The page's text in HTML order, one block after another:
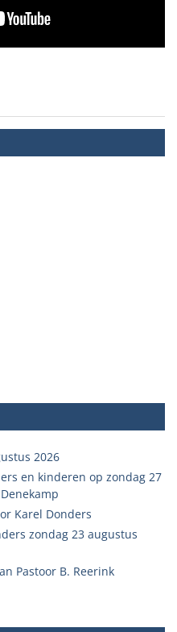
2026
en kinderen op zondag 27
Karel Donders
zondag 23 augustus
Pastoor B. Reerink